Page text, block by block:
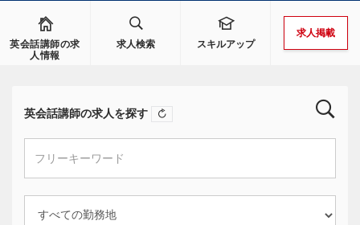
英会話講師の求
人情報
求人検索 スキルアップ
求人掲載
英会話講師の求人を探す